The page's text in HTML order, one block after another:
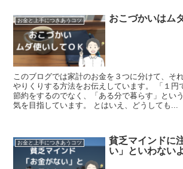
お金と上手につきあうコツ おこづかいはム
このブログでは家計のお金を３つに分けて、そ
やりくりする方法をお伝えしています。 「１円
節約をするのでなく、「ある分で暮らす」とい
気を目指しています。 とはいえ、どうしても...
お金と上手につきあうコツ
貧乏マインドに
い」といわない